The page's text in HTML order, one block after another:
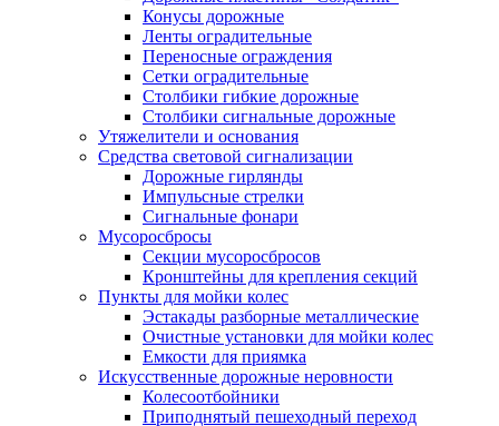
Конусы дорожные
Ленты оградительные
Переносные ограждения
Сетки оградительные
Столбики гибкие дорожные
Столбики сигнальные дорожные
Утяжелители и основания
Средства световой сигнализации
Дорожные гирлянды
Импульсные стрелки
Сигнальные фонари
Мусоросбросы
Секции мусоросбросов
Кронштейны для крепления секций
Пункты для мойки колес
Эстакады разборные металлические
Очистные установки для мойки колес
Емкости для приямка
Искусственные дорожные неровности
Колесоотбойники
Приподнятый пешеходный переход